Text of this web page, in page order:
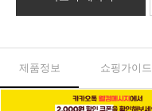
제품정보 쇼핑가이드